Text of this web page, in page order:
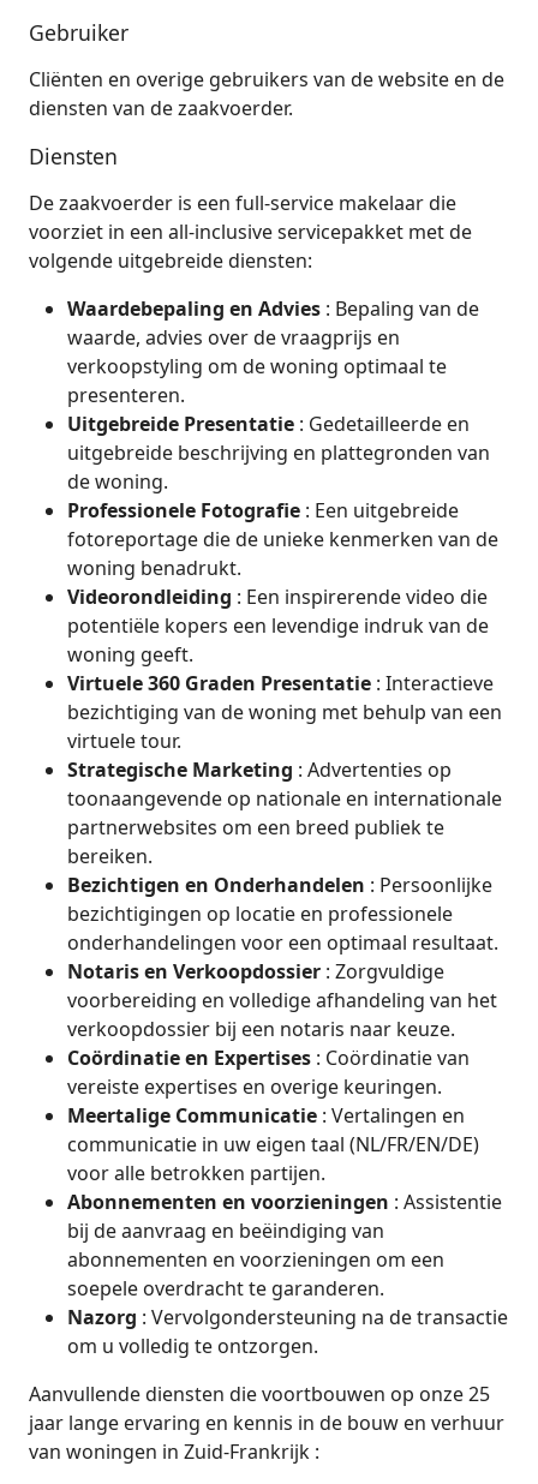
Gebruiker
Cliënten en overige gebruikers van de website en de
diensten van de zaakvoerder.
Diensten
De zaakvoerder is een full-service makelaar die
voorziet in een all-inclusive servicepakket met de
volgende uitgebreide diensten:
Waardebepaling en Advies : Bepaling van de
waarde, advies over de vraagprijs en
verkoopstyling om de woning optimaal te
presenteren.
Uitgebreide Presentatie : Gedetailleerde en
uitgebreide beschrijving en plattegronden van
de woning.
Professionele Fotografie : Een uitgebreide
fotoreportage die de unieke kenmerken van de
woning benadrukt.
Videorondleiding : Een inspirerende video die
potentiële kopers een levendige indruk van de
woning geeft.
Virtuele 360 Graden Presentatie : Interactieve
bezichtiging van de woning met behulp van een
virtuele tour.
Strategische Marketing : Advertenties op
toonaangevende op nationale en internationale
partnerwebsites om een breed publiek te
bereiken.
Bezichtigen en Onderhandelen : Persoonlijke
bezichtigingen op locatie en professionele
onderhandelingen voor een optimaal resultaat.
Notaris en Verkoopdossier : Zorgvuldige
voorbereiding en volledige afhandeling van het
verkoopdossier bij een notaris naar keuze.
Coördinatie en Expertises : Coördinatie van
vereiste expertises en overige keuringen.
Meertalige Communicatie : Vertalingen en
communicatie in uw eigen taal (NL/FR/EN/DE)
voor alle betrokken partijen.
Abonnementen en voorzieningen : Assistentie
bij de aanvraag en beëindiging van
abonnementen en voorzieningen om een
soepele overdracht te garanderen.
Nazorg : Vervolgondersteuning na de transactie
om u volledig te ontzorgen.
Aanvullende diensten die voortbouwen op onze 25
jaar lange ervaring en kennis in de bouw en verhuur
van woningen in Zuid-Frankrijk :